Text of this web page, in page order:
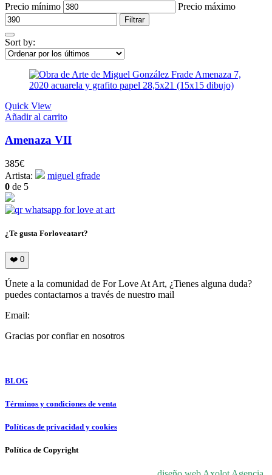
Precio mínimo Precio máximo
Filtrar
Sort by:
Quick View
Añadir al carrito
Amenaza VII
385€
Artista:
miguel gfrade
0 de 5
¿Te gusta Forloveatart?
❤️ 0
Únete a la comunidad de For Love At Art, ¿Tienes alguna duda?
puedes contactarnos a través de nuestro mail
Email:
Gracias por confiar en nosotros
BLOG
Términos y condiciones de venta
Políticas de privacidad y cookies
Política de Copyright